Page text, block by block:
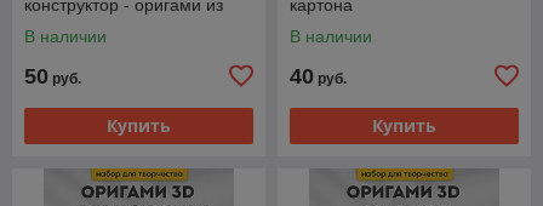
конструктор - оригами из
В наличии
50 руб.
Купить
картона
В наличии
40 руб.
Купить